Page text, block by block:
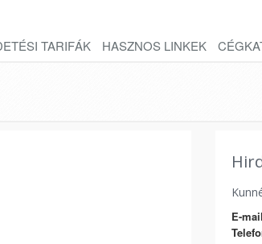
TARIFÁK HASZNOS LINKEK
E-